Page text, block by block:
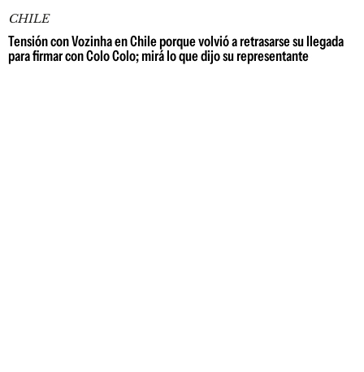
CHILE
Tensión con Vozinha en Chile porque volvió a retrasarse su llegada
para firmar con Colo Colo; mirá lo que dijo su representante